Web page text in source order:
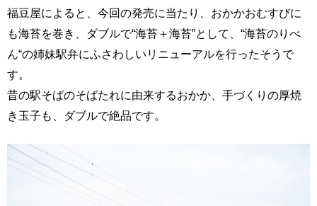
福豆屋によると、今回の発売に当たり、おかかおむすびに
も海苔を巻き、ダブルで“海苔＋海苔”として、“海苔のりべ
ん“の姉妹駅弁にふさわしいリニューアルを行ったそうで
す。
昔の駅そばのそばたれに由来するおかか、手づくりの厚焼
き玉子も、ダブルで絶品です。